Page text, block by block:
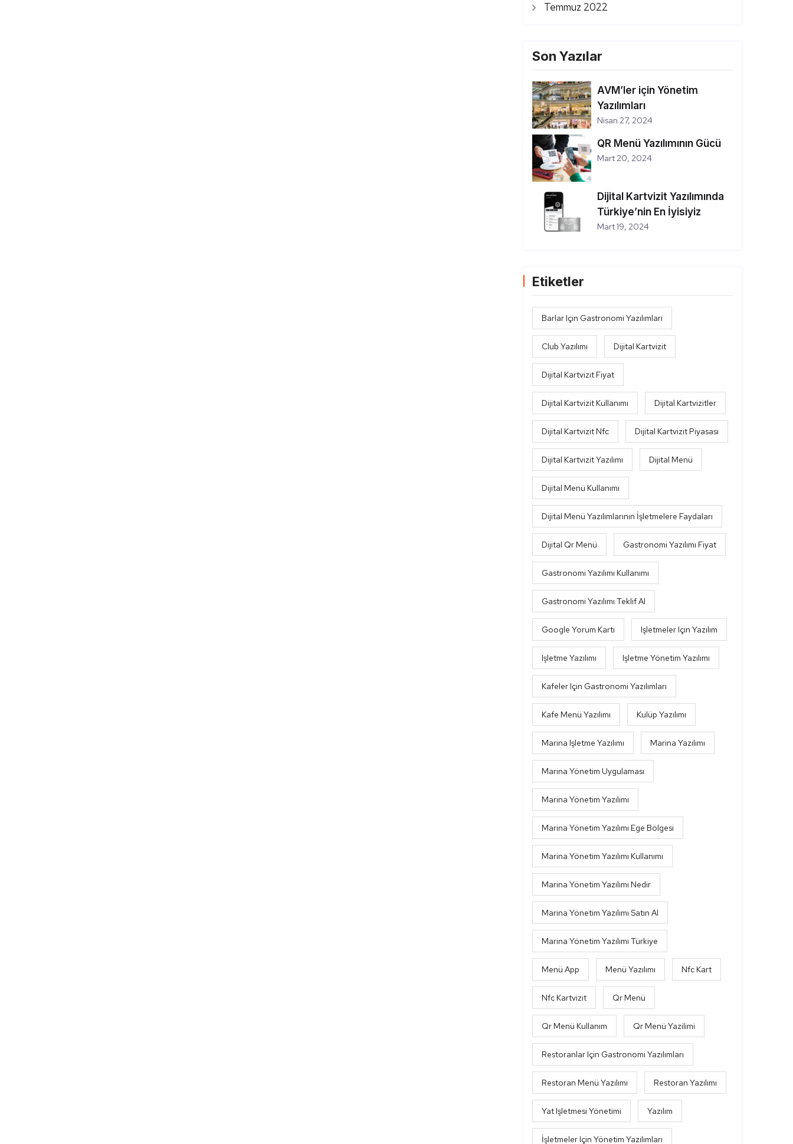
Temmuz 2022
Son Yazılar
AVM’ler için Yönetim
Yazılımları
Nisan 27, 2024
QR Menü Yazılımının Gücü
Mart 20, 2024
Dijital Kartvizit Yazılımında
Türkiye’nin En İyisiyiz
Mart 19, 2024
Etiketler
Barlar Için Gastronomi Yazılımları
Club Yazılımı Dijital Kartvizit
Dijital Kartvizit Fiyat
Dijital Kartvizit Kullanımı Dijital Kartvizitler
Dijital Kartvizit Nfc Dijital Kartvizit Piyasası
Dijital Kartvizit Yazılımı Dijital Menü
Dijital Menü Kullanımı
Dijital Menü Yazılımlarının İşletmelere Faydaları
Dijital Qr Menü Gastronomi Yazılımı Fiyat
Gastronomi Yazılımı Kullanımı
Gastronomi Yazılımı Teklif Al
Google Yorum Kartı Işletmeler Için Yazılım
Işletme Yazılımı Işletme Yönetim Yazılımı
Kafeler Için Gastronomi Yazılımları
Kafe Menü Yazılımı Kulüp Yazılımı
Marina Işletme Yazılımı Marina Yazılımı
Marina Yönetim Uygulaması
Marina Yönetim Yazılımı
Marina Yönetim Yazılımı Ege Bölgesi
Marina Yönetim Yazılımı Kullanımı
Marina Yönetim Yazılımı Nedir
Marina Yönetim Yazılımı Satın Al
Marina Yönetim Yazılımı Türkiye
Menü App Menü Yazılımı Nfc Kart
Nfc Kartvizit Qr Menü
Qr Menü Kullanım Qr Menü Yazilimi
Restoranlar Için Gastronomi Yazılımları
Restoran Menü Yazılımı Restoran Yazılımı
Yat Işletmesi Yönetimi Yazılım
İşletmeler Için Yönetim Yazılımları